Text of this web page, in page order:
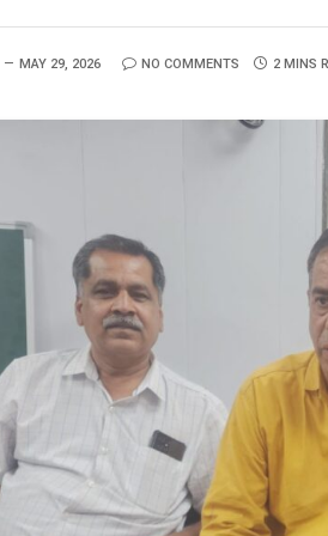
MAY 29, 2026 NO COMMENTS 2 MINS